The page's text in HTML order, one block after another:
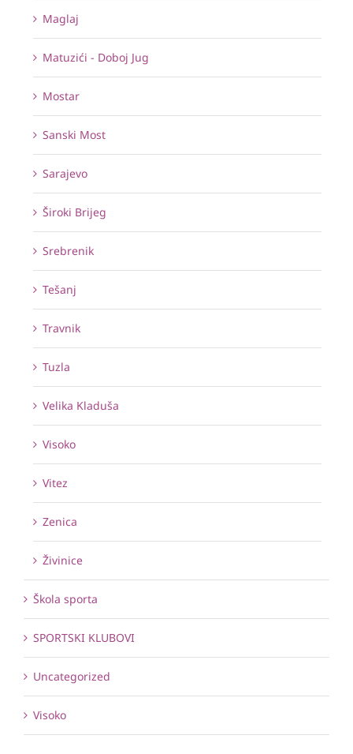
Maglaj
Matuzići - Doboj Jug
Mostar
Sanski Most
Sarajevo
Široki Brijeg
Srebrenik
Tešanj
Travnik
Tuzla
Velika Kladuša
Visoko
Vitez
Zenica
Živinice
Škola sporta
SPORTSKI KLUBOVI
Uncategorized
Visoko